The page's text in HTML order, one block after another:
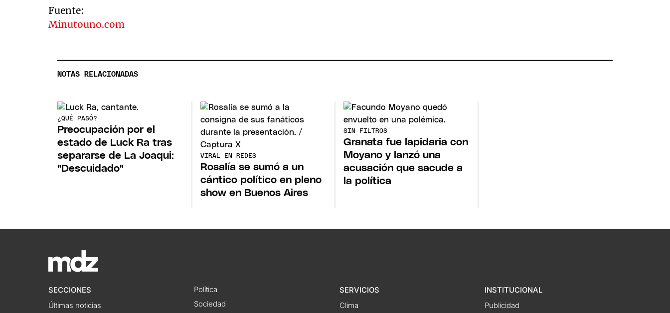
Fuente:
Minutouno.com
NOTAS RELACIONADAS
¿QUÉ PASÓ?
Preocupación por el
estado de Luck Ra tras
separarse de La Joaqui:
"Descuidado"
VIRAL EN REDES
Rosalía se sumó a un
cántico político en pleno
show en Buenos Aires
SIN FILTROS
Granata fue lapidaria con
Moyano y lanzó una
acusación que sacude a
la política
SECCIONES
Últimas noticias
Política
Sociedad
SERVICIOS
Clima
INSTITUCIONAL
Publicidad